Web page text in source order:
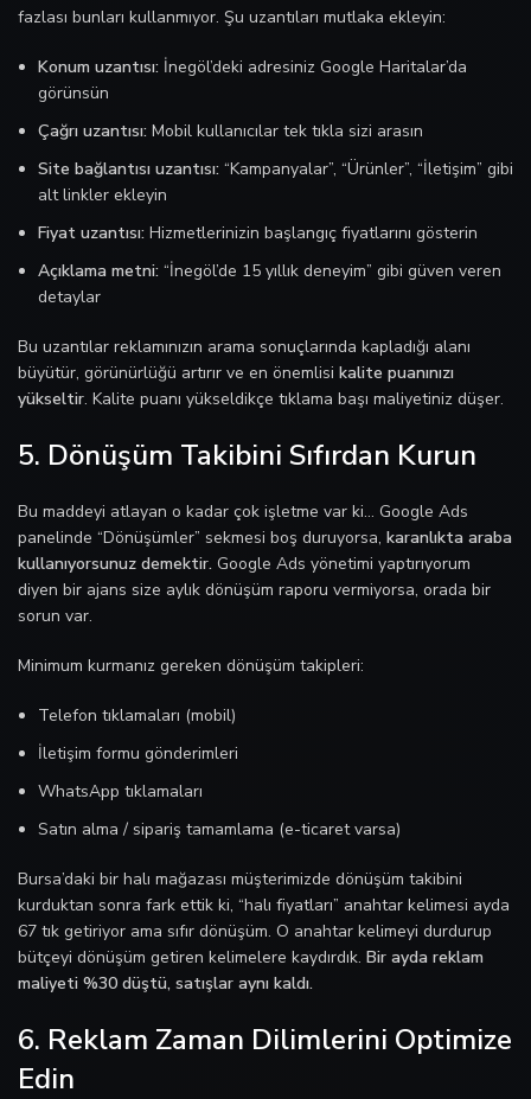
fazlası bunları kullanmıyor. Şu uzantıları mutlaka ekleyin:
Konum uzantısı: İnegöl’deki adresiniz Google Haritalar’da
görünsün
Çağrı uzantısı: Mobil kullanıcılar tek tıkla sizi arasın
Site bağlantısı uzantısı: “Kampanyalar”, “Ürünler”, “İletişim” gibi
alt linkler ekleyin
Fiyat uzantısı: Hizmetlerinizin başlangıç fiyatlarını gösterin
Açıklama metni: “İnegöl’de 15 yıllık deneyim” gibi güven veren
detaylar
Bu uzantılar reklamınızın arama sonuçlarında kapladığı alanı
büyütür, görünürlüğü artırır ve en önemlisi kalite puanınızı
yükseltir. Kalite puanı yükseldikçe tıklama başı maliyetiniz düşer.
5. Dönüşüm Takibini Sıfırdan Kurun
Bu maddeyi atlayan o kadar çok işletme var ki… Google Ads
panelinde “Dönüşümler” sekmesi boş duruyorsa, karanlıkta araba
kullanıyorsunuz demektir. Google Ads yönetimi yaptırıyorum
diyen bir ajans size aylık dönüşüm raporu vermiyorsa, orada bir
sorun var.
Minimum kurmanız gereken dönüşüm takipleri:
Telefon tıklamaları (mobil)
İletişim formu gönderimleri
WhatsApp tıklamaları
Satın alma / sipariş tamamlama (e-ticaret varsa)
Bursa’daki bir halı mağazası müşterimizde dönüşüm takibini
kurduktan sonra fark ettik ki, “halı fiyatları” anahtar kelimesi ayda
67 tık getiriyor ama sıfır dönüşüm. O anahtar kelimeyi durdurup
bütçeyi dönüşüm getiren kelimelere kaydırdık. Bir ayda reklam
maliyeti %30 düştü, satışlar aynı kaldı.
6. Reklam Zaman Dilimlerini Optimize
Edin